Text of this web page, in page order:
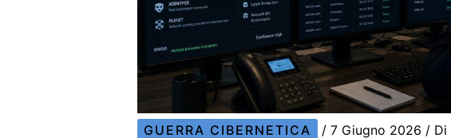
GUERRA CIBERNETICA /7 Giugno 2026 / Di